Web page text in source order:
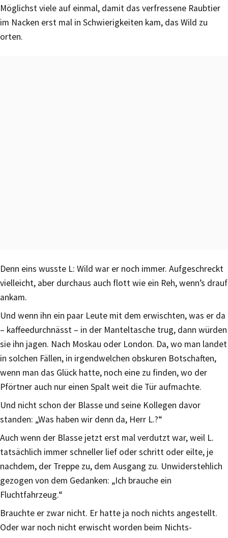
Möglichst viele auf einmal, damit das verfressene Raubtier
im Nacken erst mal in Schwierigkeiten kam, das Wild zu
orten.
Denn eins wusste L: Wild war er noch immer. Aufgeschreckt
vielleicht, aber durchaus auch flott wie ein Reh, wenn’s drauf
ankam.
Und wenn ihn ein paar Leute mit dem erwischten, was er da
– kaffeedurchnässt – in der Manteltasche trug, dann würden
sie ihn jagen. Nach Moskau oder London. Da, wo man landet
in solchen Fällen, in irgendwelchen obskuren Botschaften,
wenn man das Glück hatte, noch eine zu finden, wo der
Pförtner auch nur einen Spalt weit die Tür aufmachte.
Und nicht schon der Blasse und seine Kollegen davor
standen: „Was haben wir denn da, Herr L.?“
Auch wenn der Blasse jetzt erst mal verdutzt war, weil L.
tatsächlich immer schneller lief oder schritt oder eilte, je
nachdem, der Treppe zu, dem Ausgang zu. Unwiderstehlich
gezogen von dem Gedanken: „Ich brauche ein
Fluchtfahrzeug.“
Brauchte er zwar nicht. Er hatte ja noch nichts angestellt.
Oder war noch nicht erwischt worden beim Nichts-